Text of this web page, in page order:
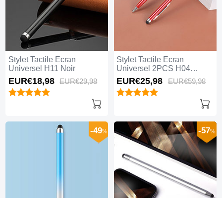
Stylet Tactile Ecran
Universel H11 Noir
EUR€18,98 EUR€29,98
Stylet Tactile Ecran
Universel 2PCS H04
Rouge
EUR€25,98 EUR€59,98
-49% -57%